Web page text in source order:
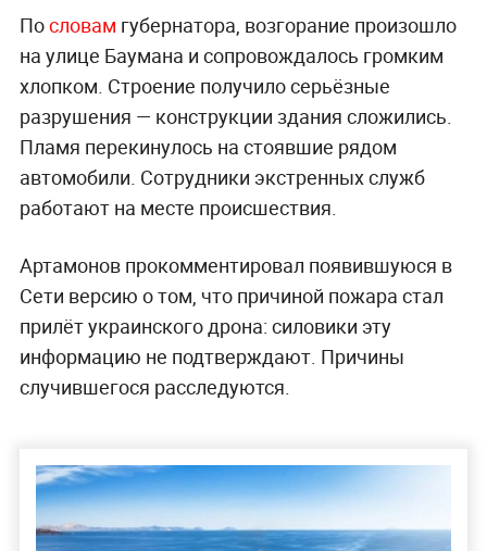
Пословам губернатора, возгорание произошло
на улице Баумана и сопровождалось громким
хлопком. Строение получило серьёзные
разрушения — конструкции здания сложились.
Пламя перекинулось на стоявшие рядом
автомобили. Сотрудники экстренных служб
работают на месте происшествия.
Артамонов прокомментировал появившуюся в
Сети версию о том, что причиной пожара стал
прилёт украинского дрона: силовики эту
информацию не подтверждают. Причины
случившегося расследуются.